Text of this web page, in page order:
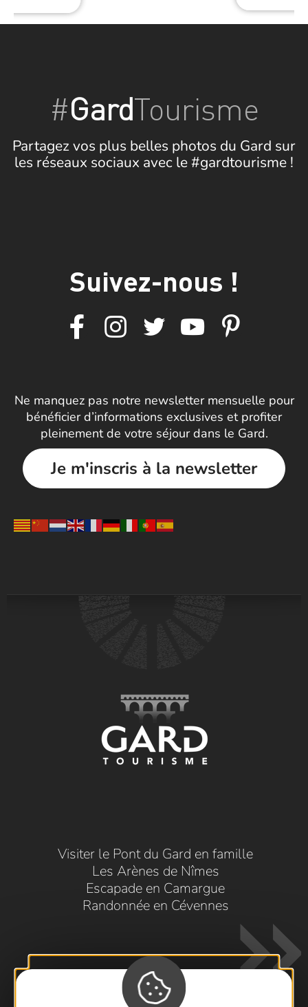
#GardTourisme
Partagez vos plus belles photos du Gard sur
les réseaux sociaux avec le #gardtourisme !
Suivez-nous !
Ne manquez pas notre newsletter mensuelle pour
bénéficier d’informations exclusives et profiter
pleinement de votre séjour dans le Gard.
Je m'inscris à la newsletter
Visiter le Pont du Gard en famille
Les Arènes de Nîmes
Escapade en Camargue
Randonnée en Cévennes